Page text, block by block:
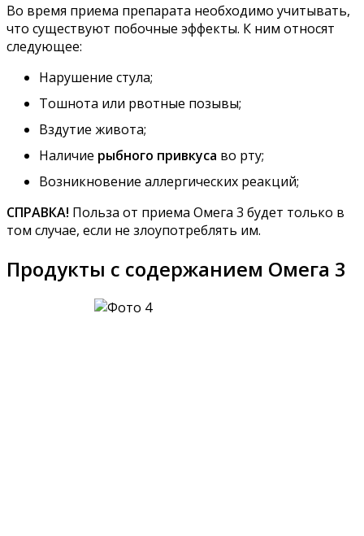
Во время приема препарата необходимо учитывать,
что существуют побочные эффекты. К ним относят
следующее:
Нарушение стула;
Тошнота или рвотные позывы;
Вздутие живота;
Наличие рыбного привкуса во рту;
Возникновение аллергических реакций;
СПРАВКА! Польза от приема Омега 3 будет только в
том случае, если не злоупотреблять им.
Продукты с содержанием Омега 3